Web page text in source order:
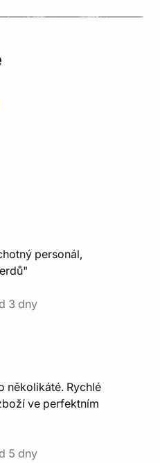
personál,
3 dny
několikáté. Rychlé
ve perfektním
5 dny